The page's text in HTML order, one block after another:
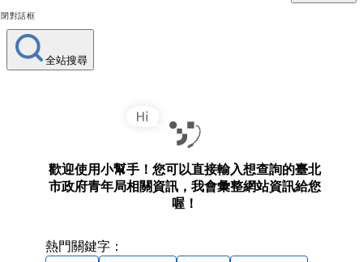
對話框
全站搜尋
歡迎使用小幫手！您可以直接輸入想查詢的臺北
市政府青年局相關資訊，我會彙整網站資訊給您
喔！
熱門關鍵字：